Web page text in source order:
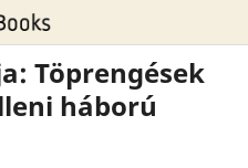
Töprengések
háború